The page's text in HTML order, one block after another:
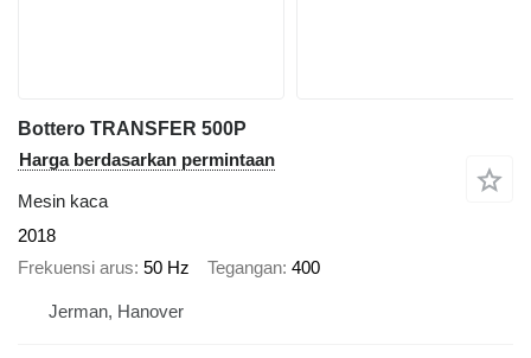
Bottero TRANSFER 500P
Harga berdasarkan permintaan
Mesin kaca
2018
Frekuensi arus 50 Hz Tegangan 400
Jerman, Hanover